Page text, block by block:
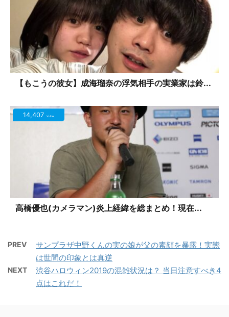
【もこうの彼女】成海瑠奈の浮気相手の実業家は鈴...
14,407 view
高橋優也(カメラマン)炎上経緯を総まとめ！現在...
PREV
サンプラザ中野くんの実の娘が父の素顔を暴露！実態
は世間の印象とは真逆
NEXT
渋谷ハロウィン2019の混雑状況は？ 当日注意すべき4
点はこれだ！